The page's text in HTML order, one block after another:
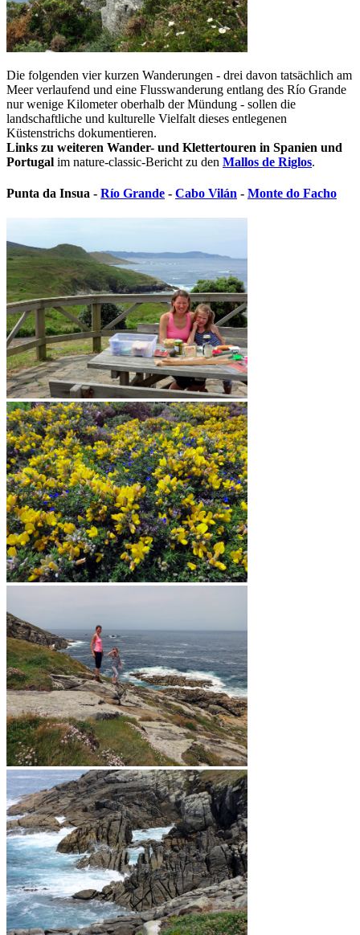
Die folgenden vier kurzen Wanderungen - drei davon tatsächlich am
Meer verlaufend und eine Flusswanderung entlang des Río Grande
nur wenige Kilometer oberhalb der Mündung - sollen die
landschaftliche und kulturelle Vielfalt dieses entlegenen
Küstenstrichs dokumentieren.
Links zu weiteren Wander- und Klettertouren in Spanien und
Portugal im nature-classic-Bericht zu den Mallos de Riglos.
Punta da Insua - Río Grande - Cabo Vilán - Monte do Facho